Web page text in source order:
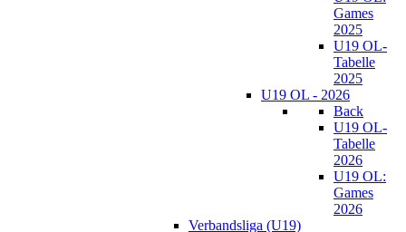
Games
2025
U19 OL-
Tabelle
2025
U19 OL - 2026
Back
U19 OL-
Tabelle
2026
U19 OL:
Games
2026
Verbandsliga (U19)